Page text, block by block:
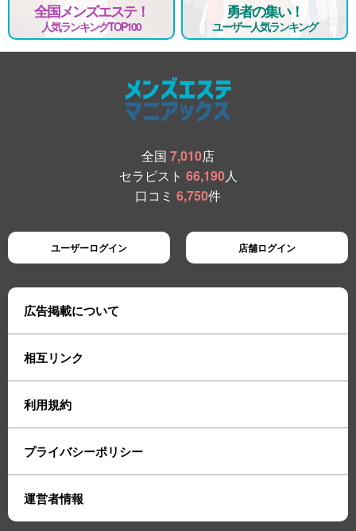
全国メンズエステ！
人気ランキングTOP100
勇者の集い！
ユーザー人気ランキング
全国 7,010店
セラピスト 66,190人
口コミ 6,750件
ユーザーログイン 店舗ログイン
広告掲載について
相互リンク
利用規約
プライバシーポリシー
運営者情報